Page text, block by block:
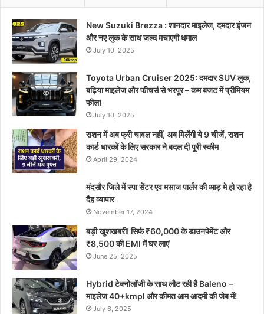
New Suzuki Brezza : शानदार माइलेज, दमदार इंजन
और नए लुक के साथ जल्द मचाएगी धमाल
July 10, 2025
Toyota Urban Cruiser 2025: दमदार SUV लुक,
बढ़िया माइलेज और फीचर्स से भरपूर – कम बजट में प्रीमियम
फील!
July 10, 2025
राशन में अब फ्री चावल नहीं, अब मिलेंगी ये 9 चीजें, राशन
कार्ड धारकों के लिए सरकार ने बदल दी पूरी स्कीम
April 29, 2024
मंदसौर जिले में स्पा सेंटर एव मसाज पार्लर की आड़ मे हो रहा है
दैह व्यापार
November 17, 2024
बड़ी खुशखबरी! सिर्फ ₹60,000 के डाउनपेमेंट और
₹8,500 की EMI में घर लाएं
June 25, 2025
Hybrid टेक्नोलॉजी के साथ लौट रही है Baleno –
माइलेज 40+kmpl और कीमत आम आदमी की जेब में!
July 6, 2025